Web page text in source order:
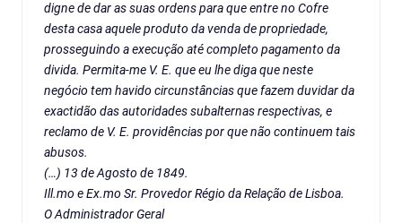
digne de dar as suas ordens para que entre no Cofre
desta casa aquele produto da venda de propriedade,
prosseguindo a execução até completo pagamento da
divida. Permita-me V. E. que eu lhe diga que neste
negócio tem havido circunstâncias que fazem duvidar da
exactidão das autoridades subalternas respectivas, e
reclamo de V. E. providências por que não continuem tais
abusos.
(…) 13 de Agosto de 1849.
Ill.mo e Ex.mo Sr. Provedor Régio da Relação de Lisboa.
O Administrador Geral